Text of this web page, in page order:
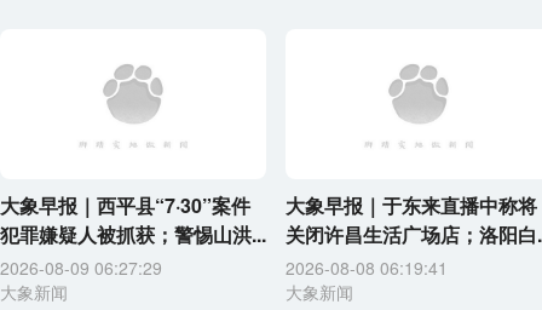
大象早报｜西平县“7·30”案件
犯罪嫌疑人被抓获；警惕山洪...
2026-08-09 06:27:29
大象新闻
大象早报｜于东来直播中称将
关闭许昌生活广场店；洛阳白
2026-08-08 06:19:41
大象新闻